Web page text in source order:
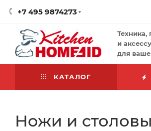
+7 495 9874273
Техника,
и
для
КАТАЛОГ
Ножи и